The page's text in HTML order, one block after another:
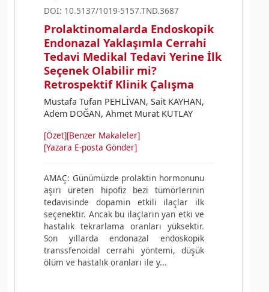
DOI: 10.5137/1019-5157.TND.3687
Prolaktinomalarda Endoskopik
Endonazal Yaklaşımla Cerrahi
Tedavi Medikal Tedavi Yerine İlk
Seçenek Olabilir mi?
Retrospektif Klinik Çalışma
Mustafa Tufan PEHLİVAN, Sait KAYHAN,
Adem DOĞAN, Ahmet Murat KUTLAY
[Özet][Benzer Makaleler]
[Yazara E-posta Gönder]
AMAÇ: Günümüzde prolaktin hormonunu
aşırı üreten hipofiz bezi tümörlerinin
tedavisinde dopamin etkili ilaçlar ilk
seçenektir. Ancak bu ilaçların yan etki ve
hastalık tekrarlama oranları yüksektir.
Son yıllarda endonazal endoskopik
transsfenoidal cerrahi yöntemi, düşük
ölüm ve hastalık oranları ile y...